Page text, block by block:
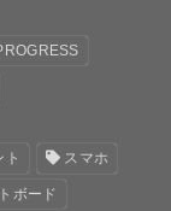
ト スマホ
ボード